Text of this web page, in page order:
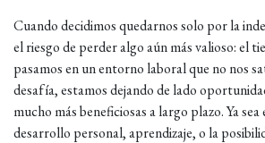
Cuando decidimos quedarnos solo por la
el riesgo de perder algo aún más valioso: el
pasamos en un entorno laboral que no nos
desafía, estamos dejando de lado
mucho más beneficiosas a largo plazo. Ya
desarrollo personal, aprendizaje, o la